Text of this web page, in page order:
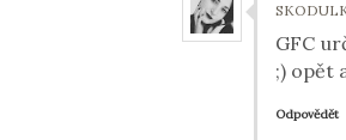
GFC
;) opět
Odpovědět